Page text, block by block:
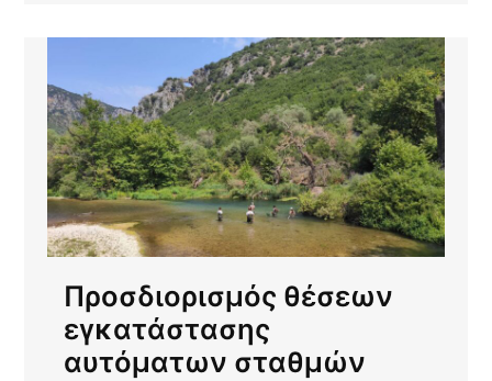
αυτόματων
σταθμών
Προσδιορισμός θέσεων
εγκατάστασης
αυτόματων σταθμών